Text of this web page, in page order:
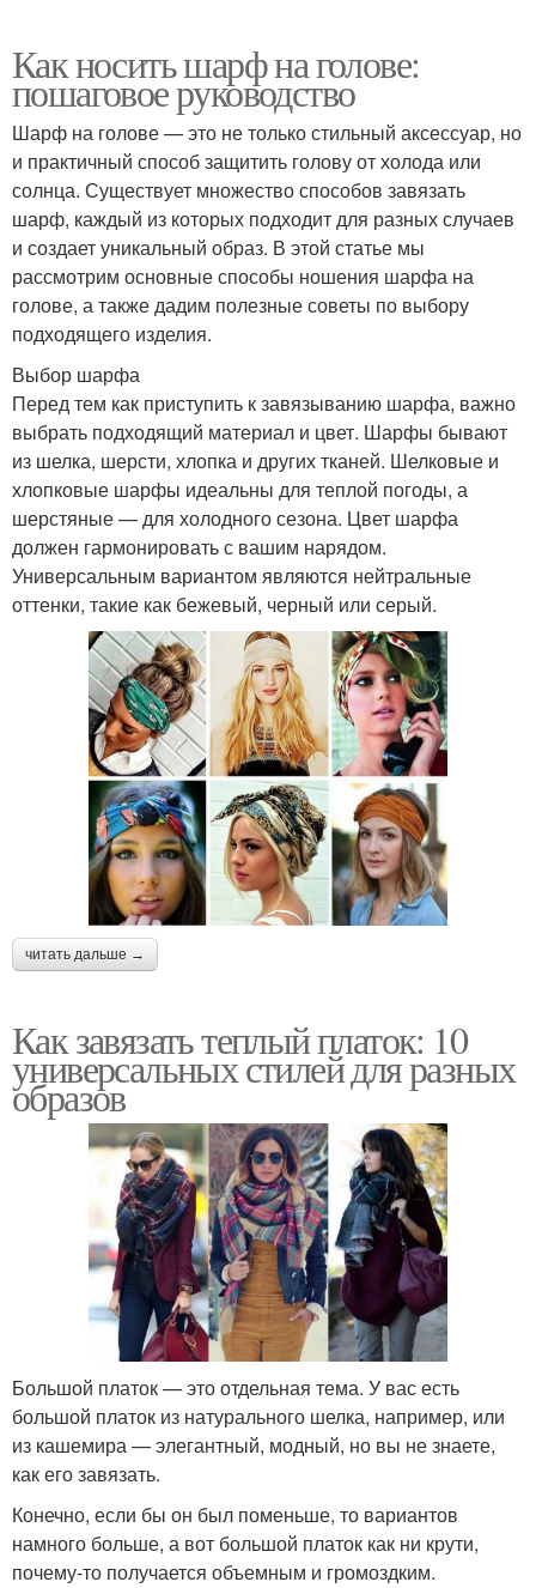
Как носить шарф на голове:
пошаговое руководство
Шарф на голове — это не только стильный аксессуар, но
и практичный способ защитить голову от холода или
солнца. Существует множество способов завязать
шарф, каждый из которых подходит для разных случаев
и создает уникальный образ. В этой статье мы
рассмотрим основные способы ношения шарфа на
голове, а также дадим полезные советы по выбору
подходящего изделия.
Выбор шарфа
Перед тем как приступить к завязыванию шарфа, важно
выбрать подходящий материал и цвет. Шарфы бывают
из шелка, шерсти, хлопка и других тканей. Шелковые и
хлопковые шарфы идеальны для теплой погоды, а
шерстяные — для холодного сезона. Цвет шарфа
должен гармонировать с вашим нарядом.
Универсальным вариантом являются нейтральные
оттенки, такие как бежевый, черный или серый.
читать дальше →
Как завязать теплый платок: 10
универсальных стилей для разных
образов
Большой платок — это отдельная тема. У вас есть
большой платок из натурального шелка, например, или
из кашемира — элегантный, модный, но вы не знаете,
как его завязать.
Конечно, если бы он был поменьше, то вариантов
намного больше, а вот большой платок как ни крути,
почему-то получается объемным и громоздким.